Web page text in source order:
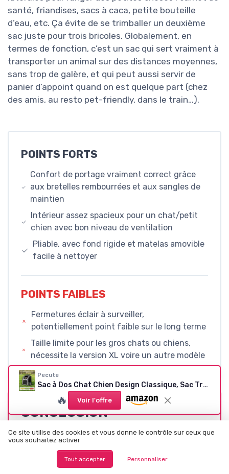
santé, friandises, sacs à caca, petite bouteille
d’eau, etc. Ça évite de se trimballer un deuxième
sac juste pour trois bricoles. Globalement, en
termes de fonction, c’est un sac qui sert vraiment à
transporter un animal sur des distances moyennes,
sans trop de galère, et qui peut aussi servir de
panier d’appoint quand on est quelque part (chez
des amis, au resto pet-friendly, dans le train…).
POINTS FORTS
Confort de portage vraiment correct grâce
aux bretelles rembourrées et aux sangles de
maintien
Intérieur assez spacieux pour un chat/petit
chien avec bon niveau de ventilation
Pliable, avec fond rigide et matelas amovible
facile à nettoyer
POINTS FAIBLES
Fermetures éclair à surveiller,
potentiellement point faible sur le long terme
Taille limite pour les gros chats ou chiens,
nécessite la version XL voire un autre modèle
CONCLUSION
NOTE DE LA RÉDACTION
★★★★★
★★★★★
Au final, ce sac à dos Pecute fait clairement
Pecute
Sac à Dos Chat Chien Design Classique, Sac Transport pour Chat Petit Chien Respirant, Sac a Dos de Transport Chat avec Matelas en Peluche Amovible, pour Voyage en Train/Voiture/Restaurant/Avion Gris Mesh Fenêtre
🔥 Voir l'offre
Ce site utilise des cookies et vous donne le contrôle sur ceux que
vous souhaitez activer
Tout accepter Personnaliser